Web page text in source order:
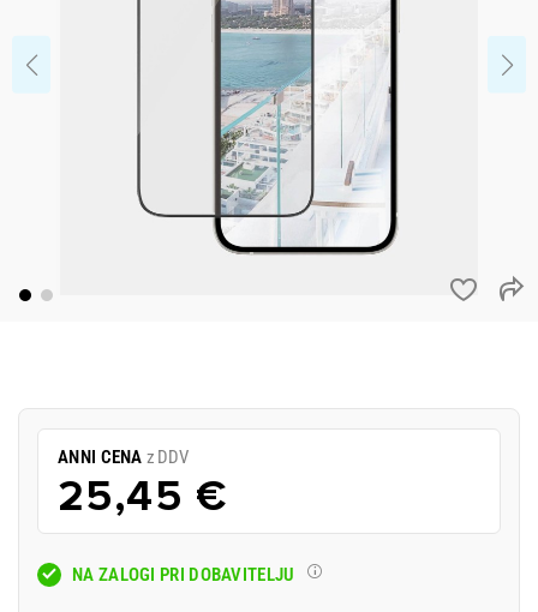
ANNI CENA z DDV
25,45 €
NA ZALOGI PRI DOBAVITELJU